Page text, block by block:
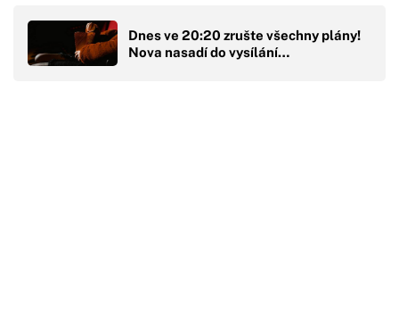
Dnes ve 20:20 zrušte všechny plány!
Nova nasadí do vysílání…